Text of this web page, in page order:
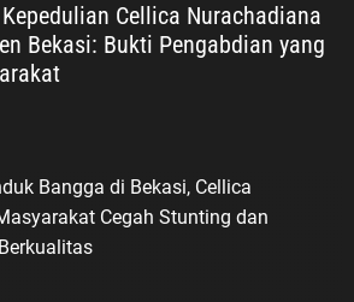
Cellica Nurachadiana
Bekasi: Bukti Pengabdian yang